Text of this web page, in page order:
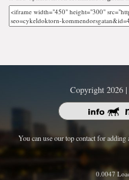
Copyright 2026
You can use our top contact for
0.0047